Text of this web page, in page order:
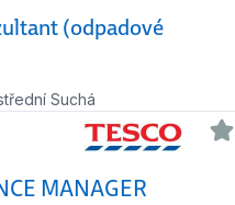
(odpadové
Suchá
MANAGER